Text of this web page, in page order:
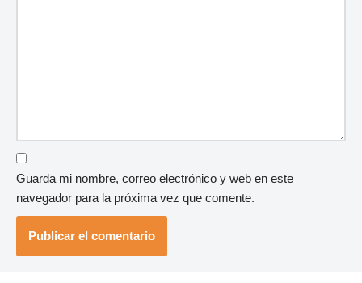
Guarda mi nombre, correo electrónico y web en este
navegador para la próxima vez que comente.